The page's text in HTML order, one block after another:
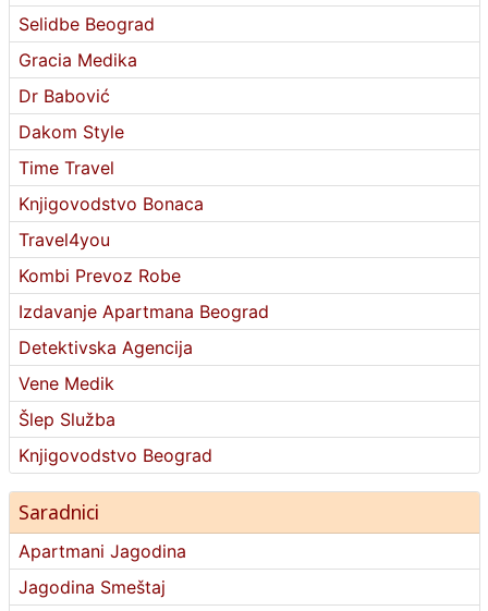
Selidbe Beograd
Gracia Medika
Dr Babović
Dakom Style
Time Travel
Knjigovodstvo Bonaca
Travel4you
Kombi Prevoz Robe
Izdavanje Apartmana Beograd
Detektivska Agencija
Vene Medik
Šlep Služba
Knjigovodstvo Beograd
Saradnici
Apartmani Jagodina
Jagodina Smeštaj